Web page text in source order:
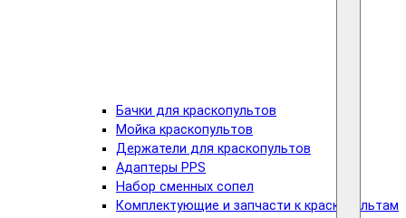
Бачки для краскопультов
Мойка краскопультов
Держатели для краскопультов
Адаптеры PPS
Набор сменных сопел
Комплектующие и запчасти к краскопультам